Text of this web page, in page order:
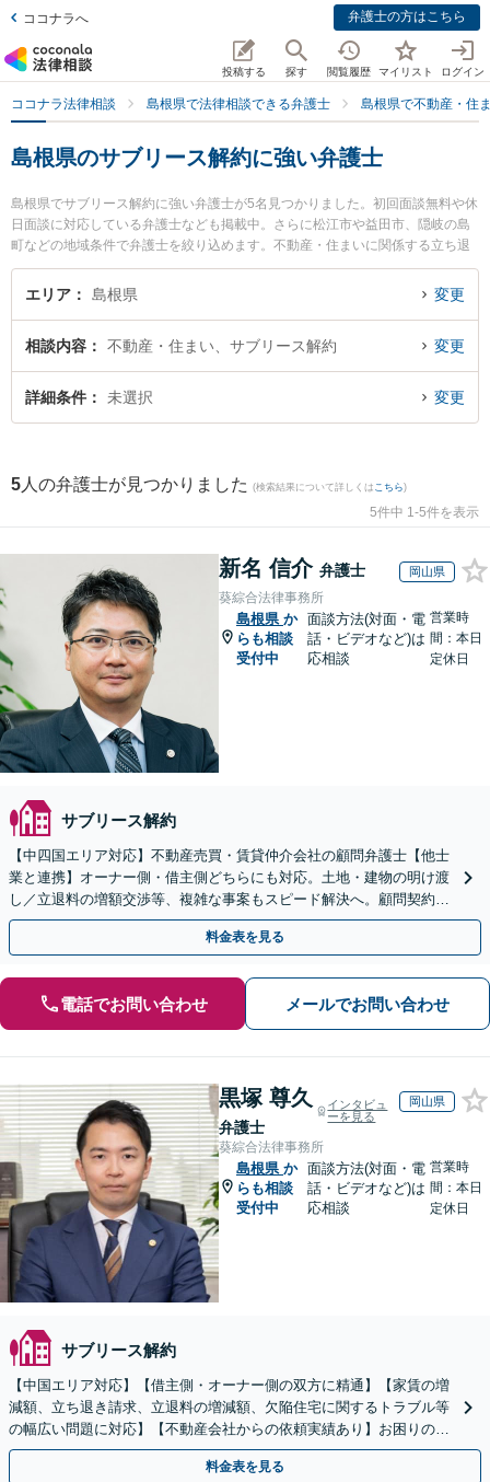
ココナラへ 弁護士の方はこちら
投稿する 探す 閲覧履歴 マイリスト ログイン
ココナラ法律相談 島根県で法律相談できる弁護士 島根県で不動産・住
島根県のサブリース解約に強い弁護士
島根県でサブリース解約に強い弁護士が5名見つかりました。初回面談無料や休
日面談に対応している弁護士なども掲載中。さらに松江市や益田市、隠岐の島
町などの地域条件で弁護士を絞り込めます。不動産・住まいに関係する立ち退
き交渉や家賃交渉、不動産契約解除等の細かな分野での絞り込み検索もでき便
利です。特に長坂法律事務所の長坂 正弁護士や松村法律事務所の松村 健太郎弁
ス解約のトラブルを今すぐに弁護士に相談したい』『サブリース解約のトラブ
ル解決の実績豊富な近くの弁護士を検索したい』『初回相談無料でサブリース
解約を法律相談できる島根県内の弁護士に相談予約したい』などでお困りの相
エリア 島根県 変更
相談内容 不動産・住まい、サブリース解約 変更
詳細条件 未選択 変更
5 人の弁護士が見つかりました (検索結果について詳しくは こちら)
5件中 1-5件を表示
新名 信介 弁護士 岡山県
葵綜合法律事務所
島根県 か
らも相談
受付中
面談方法(対面・電
話・ビデオなど)は
応相談
営業時
間：本日
定休日
サブリース解約
【中四国エリア対応】不動産売買・賃貸仲介会社の顧問弁護士【他士
業と連携】オーナー側・借主側どちらにも対応。土地・建物の明け渡
し／立退料の増額交渉等、複雑な事案もスピード解決へ。顧問契約も
お任せ！【夜間・休日対応】
料金表を見る
電話でお問い合わせ メールでお問い合わせ
黒塚 尊久
弁護士
インタビュ
ーを見る
岡山県
葵綜合法律事務所
島根県 か
らも相談
受付中
面談方法(対面・電
話・ビデオなど)は
応相談
営業時
間：本日
定休日
サブリース解約
【中国エリア対応】【借主側・オーナー側の双方に精通】【家賃の増
減額、立ち退き請求、立退料の増減額、欠陥住宅に関するトラブル等
の幅広い問題に対応】【不動産会社からの依頼実績あり】お困りの際
はご連絡ください。迅速かつ丁寧に対応いたします。
料金表を見る